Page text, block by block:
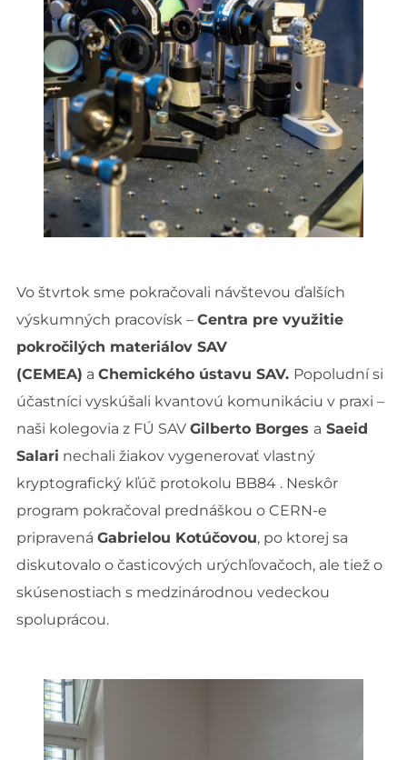
Vo štvrtok sme pokračovali návštevou ďalších
výskumných pracovísk – Centra pre využitie
pokročilých materiálov SAV
(CEMEA) a Chemického ústavu SAV. Popoludní si
účastníci vyskúšali kvantovú komunikáciu v praxi –
naši kolegovia z FÚ SAV Gilberto Borges a Saeid
Salari nechali žiakov vygenerovať vlastný
kryptografický kľúč protokolu BB84 . Neskôr
program pokračoval prednáškou o CERN-e
pripravená Gabrielou Kotúčovou, po ktorej sa
diskutovalo o časticových urýchľovačoch, ale tiež o
skúsenostiach s medzinárodnou vedeckou
spoluprácou.